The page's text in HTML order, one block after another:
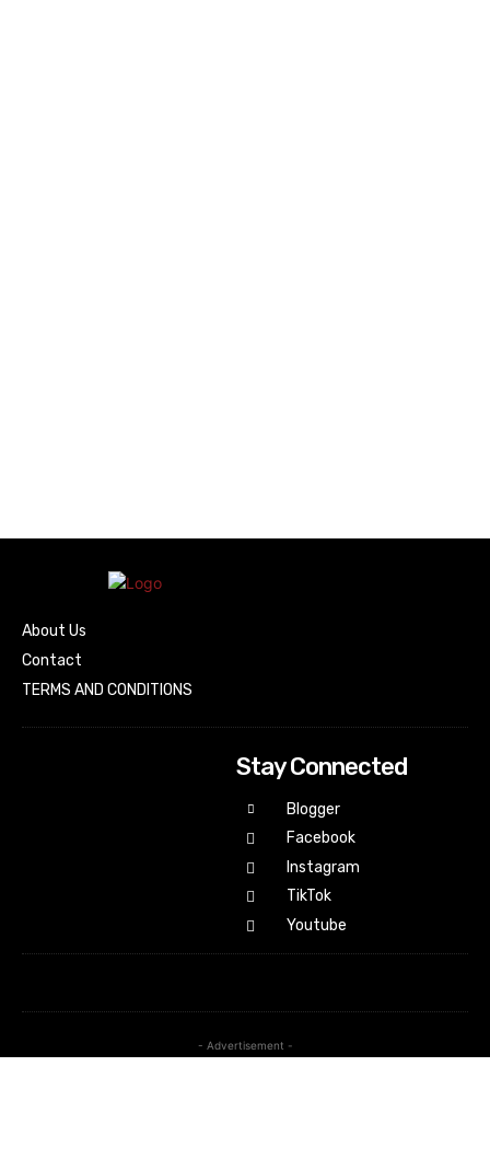
About Us
Contact
TERMS AND CONDITIONS
Stay Connected
Blogger
Facebook
Instagram
TikTok
Youtube
- Advertisement -